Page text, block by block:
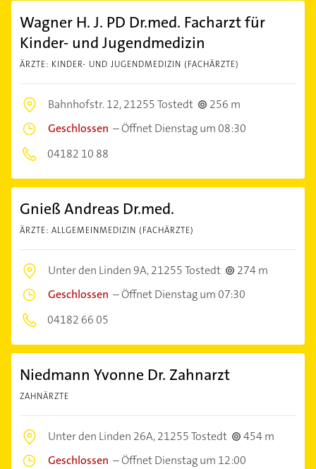
Wagner H. J. PD Dr.med. Facharzt für
Kinder- und Jugendmedizin
ÄRZTE: KINDER- UND JUGENDMEDIZIN (FACHÄRZTE)
Bahnhofstr. 12,21255 Tostedt
256 m
Geschlossen –Öffnet Dienstag um 08:30
04182 10 88
Gnieß Andreas Dr.med.
ÄRZTE: ALLGEMEINMEDIZIN (FACHÄRZTE)
Unter den Linden 9A,21255 Tostedt
274 m
Geschlossen –Öffnet Dienstag um 07:30
04182 66 05
Niedmann Yvonne Dr. Zahnarzt
ZAHNÄRZTE
Unter den Linden 26A,21255 Tostedt
454 m
Geschlossen –Öffnet Dienstag um 12:00